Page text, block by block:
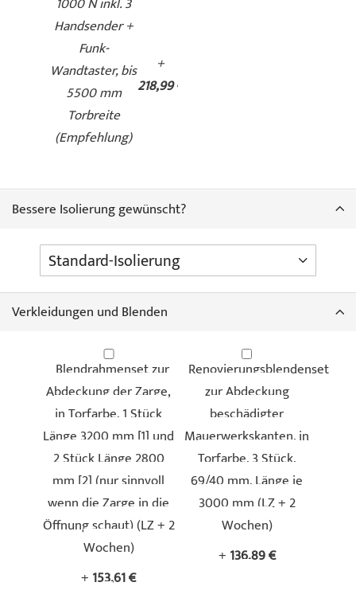
Duragrain - Grigio
Duragrain - Noce
Sorrento Balsamico
Duragrain - Noce
Sorrento Nature
Handsender +
Funk-
Wandtaster, bis
5500 mm
Torbreite
(Empfehlung)
+
218,99 €
Bessere Isolierung gewünscht?
Verkleidungen und Blenden
Blendrahmenset zur
Abdeckung der Zarge,
in Torfarbe, 1 Stück
Länge 3200 mm [1] und
2 Stück Länge 2800
mm [2] (nur sinnvoll
wenn die Zarge in die
Öffnung schaut) (LZ + 2
Wochen)
+ 153,61 €
Renovierungsblendenset
zur Abdeckung
beschädigter
Mauerwerkskanten, in
Torfarbe, 3 Stück,
69/40 mm, Länge je
3000 mm (LZ + 2
Wochen)
+ 136,89 €